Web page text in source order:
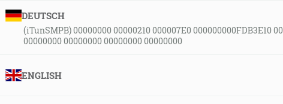
DEUTSCH
(iTunSMPB) 00000000 00000210 000007E0 000000000FDB3E10
00000000 00000000 00000000 00000000
ENGLISH